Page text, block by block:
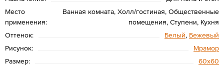
Место
применения:
Ванная комната, Холл/гостиная, Общественные
помещения, Ступени, Кухня
Оттенок:
Белый, Бежевый
Рисунок:
Мрамор
Размер:
60х60